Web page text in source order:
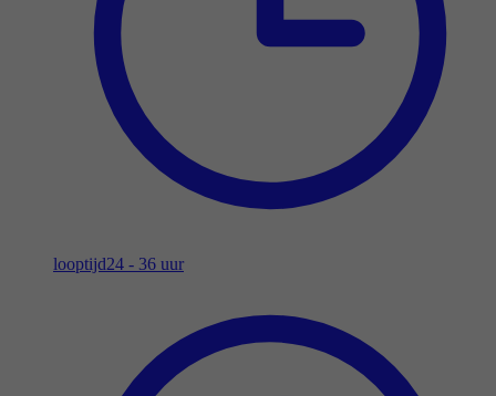
looptijd24 - 36 uur